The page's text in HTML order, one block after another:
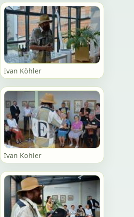
Ivan Köhler
Ivan Köhler